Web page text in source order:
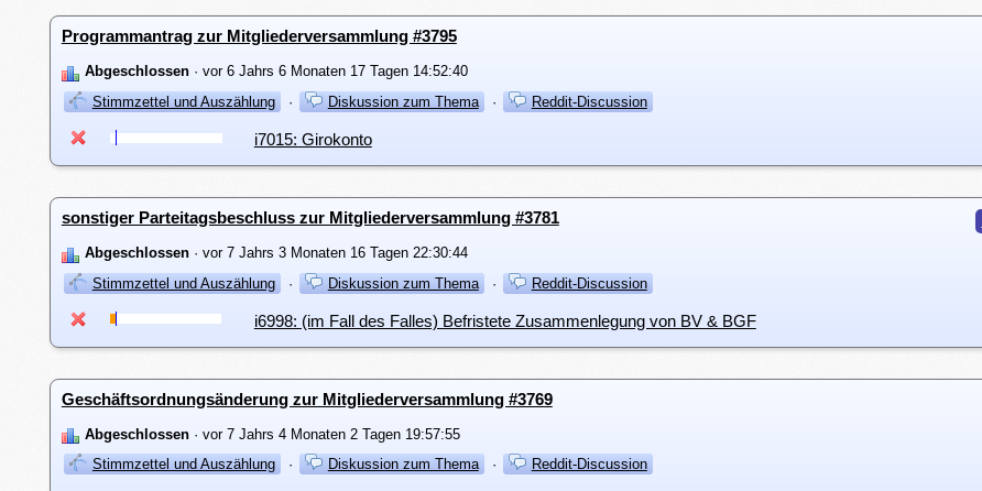
Programmantrag zur Mitgliederversammlung #3795
Abgeschlossen· vor 6 Jahrs 6 Monaten 17 Tagen 14:52:40
Stimmzettel und Auszählung
· Diskussion zum Thema · Reddit-Discussion
i7015: Girokonto
sonstiger Parteitagsbeschluss zur Mitgliederversammlung #3781
Abgeschlossen· vor 7 Jahrs 3 Monaten 16 Tagen 22:30:44
Stimmzettel und Auszählung
· Diskussion zum Thema · Reddit-Discussion
i6998: (im Fall des Falles) Befristete Zusammenlegung von BV & BGF
Geschäftsordnungsänderung zur Mitgliederversammlung #3769
Abgeschlossen· vor 7 Jahrs 4 Monaten 2 Tagen 19:57:55
Stimmzettel und Auszählung
· Diskussion zum Thema · Reddit-Discussion